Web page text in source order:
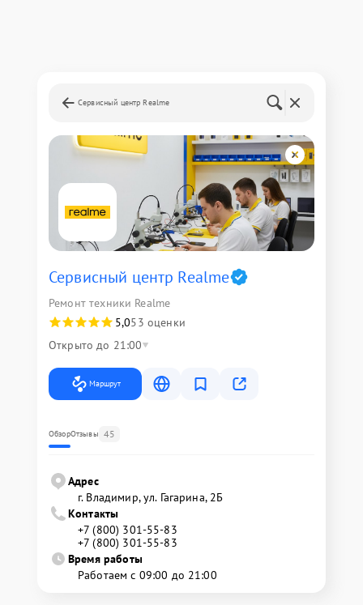
Сервисный центр Realme
Сервисный центр Realme
Ремонт техники Realme
5,053 оценки
Открыто до 21:00
Маршрут
ОбзорОтзывы 45
Адрес
г. Владимир, ул. Гагарина, 2Б
Контакты
+7 (800) 301-55-83
+7 (800) 301-55-83
Время работы
Работаем с 09:00 до 21:00